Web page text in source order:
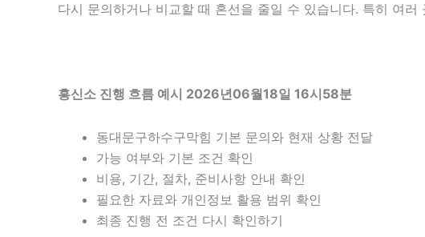
다시 문의하거나 비교할 때 혼선을 줄일 수 있습니다. 특히 여
흥신소 진행 흐름 예시 2026년06월18일 16시58분
동대문구하수구막힘 기본 문의와 현재 상황 전달
가능 여부와 기본 조건 확인
비용, 기간, 절차, 준비사항 안내 확인
필요한 자료와 개인정보 활용 범위 확인
최종 진행 전 조건 다시 확인하기